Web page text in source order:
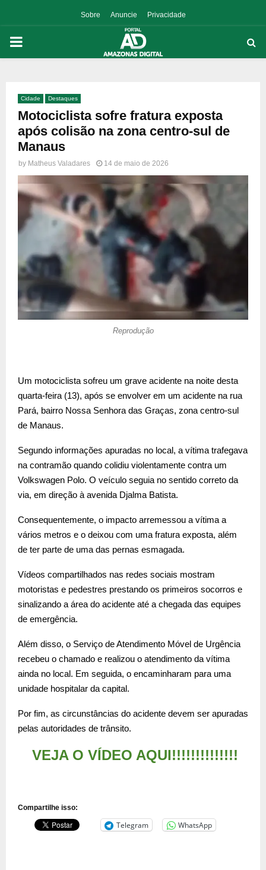
Sobre Anuncie Privacidade
PRIMARY
Cidade Destaques
Motociclista sofre fratura exposta
após colisão na zona centro-sul de
Manaus
by Matheus Valadares 14 de maio de 2026
Reprodução
Um motociclista sofreu um grave acidente na noite desta
quarta-feira (13), após se envolver em um acidente na rua
Pará, bairro Nossa Senhora das Graças, zona centro-sul
de Manaus.
Segundo informações apuradas no local, a vítima trafegava
na contramão quando colidiu violentamente contra um
Volkswagen Polo. O veículo seguia no sentido correto da
via, em direção à avenida Djalma Batista.
Consequentemente, o impacto arremessou a vítima a
vários metros e o deixou com uma fratura exposta, além
de ter parte de uma das pernas esmagada.
Vídeos compartilhados nas redes sociais mostram
motoristas e pedestres prestando os primeiros socorros e
sinalizando a área do acidente até a chegada das equipes
de emergência.
Além disso, o Serviço de Atendimento Móvel de Urgência
recebeu o chamado e realizou o atendimento da vítima
ainda no local. Em seguida, o encaminharam para uma
unidade hospitalar da capital.
Por fim, as circunstâncias do acidente devem ser apuradas
pelas autoridades de trânsito.
VEJA O VÍDEO AQUI!!!!!!!!!!!!!!
Compartilhe isso:
Telegram WhatsApp